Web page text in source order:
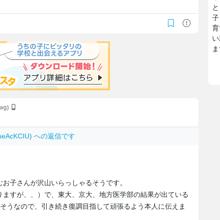
への返信です
子さんが沢山いらっしゃるそうです。
すが、、）で、東大、京大、地方医学部の結果が出ている
うなので、引き続き復調目指して頑張るよう本人に伝えま